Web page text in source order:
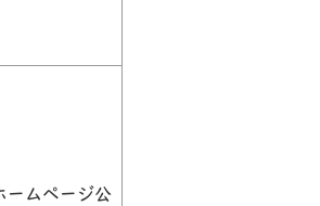
ームページ公